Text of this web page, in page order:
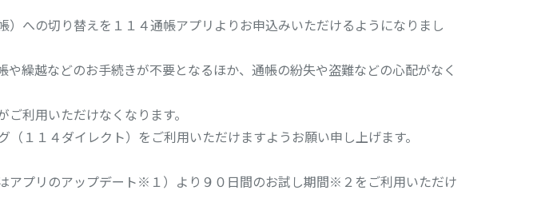
への切り替えを１１４通帳アプリよりお申込みいただけるようになりまし
繰越などのお手続きが不要となるほか、通帳の紛失や盗難などの心配がなく
利用いただけなくなります。
１１４ダイレクト）をご利用いただけますようお願い申し上げます。
アプリのアップデート※１）より９０日間のお試し期間※２をご利用いただけ